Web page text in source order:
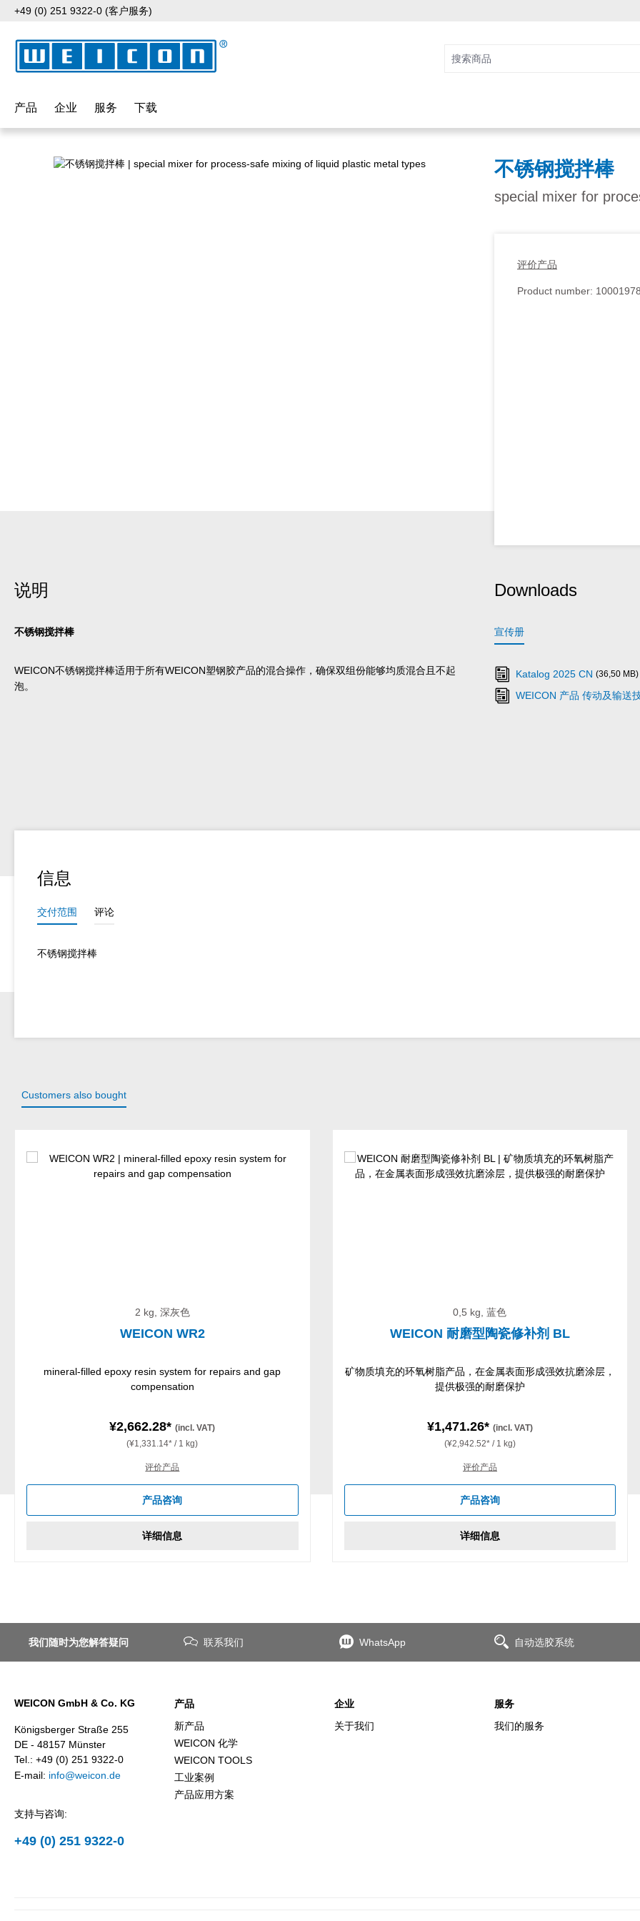
to main content
Skip to search
Skip to main navigation
+49 (0) 251 9322-0 (客户服务)
产品 企业 服务 下载
Skip image gallery 不锈钢搅拌棒
special mixer for
评价产品
Product number: 10001978
说明
不锈钢搅拌棒
WEICON不锈钢搅拌棒适用于所有WEICON塑钢胶产品的混合操作，确保双组份能够均质混合且不起
泡。
Downloads
宣传册
Katalog 2025 CN (36,50 MB)
WEICON 产品 传动及输送
信息
交付范围 评论
不锈钢搅拌棒
Customers also bought
2 kg, 深灰色
WEICON WR2
mineral-filled epoxy resin system for repairs and gap
compensation
¥2,662.28*(incl. VAT)
(¥1,331.14* / 1 kg)
评价产品
产品咨询
详细信息
0,5 kg, 蓝色
WEICON 耐磨型陶瓷修补剂 BL
矿物质填充的环氧树脂产品，在金属表面形成强效抗磨涂层，
提供极强的耐磨保护
¥1,471.26* (incl. VAT)
(¥2,942.52* / 1 kg)
评价产品
产品咨询
详细信息
我们随时为您解答疑问 联系我们 WhatsApp 自动选胶系统
WEICON GmbH & Co. KG
Königsberger Straße 255
DE - 48157 Münster
Tel.: +49 (0) 251 9322-0
E-mail: info@weicon.de
支持与咨询:
+49 (0) 251 9322-0
产品
新产品
WEICON 化学
WEICON TOOLS
工业案例
产品应用方案
企业
关于我们
服务
我们的服务